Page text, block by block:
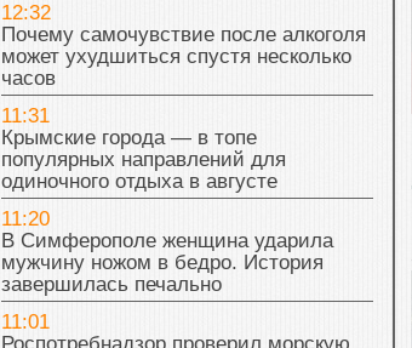
12:32
Почему самочувствие после алкоголя
может ухудшиться спустя несколько
часов
11:31
Крымские города — в топе
популярных направлений для
одиночного отдыха в августе
11:20
В Симферополе женщина ударила
мужчину ножом в бедро. История
завершилась печально
11:01